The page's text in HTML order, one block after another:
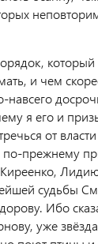
который
и чем
я его и
от
прежнему
судьбы
Ибо
уже